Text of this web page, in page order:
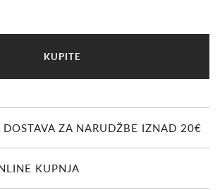
U
I
A
A
E
KUPITE
DOSTAVA ZA NARUDŽBE IZNAD 20€
KUPNJA